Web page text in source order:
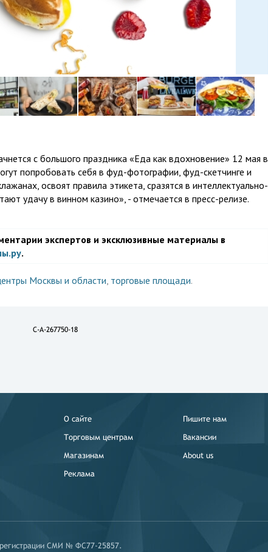
с большого праздника «Еда как вдохновение» 12 мая в
попробовать себя в фуд-фотографии, фуд-скетчинге и
освоят правила этикета, сразятся в интеллектуально-
удачу в винном казино», - отмечается в пресс-релизе.
экспертов и эксклюзивные материалы в
.
Москвы и области, торговые площади.
C-A-267750-18
О сайте
Торговым центрам
Магазинам
Реклама
Пишите нам
Вакансии
About us
СМИ № ФС77-25857.